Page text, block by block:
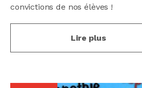
convictions de nos élèves !
Lire plus